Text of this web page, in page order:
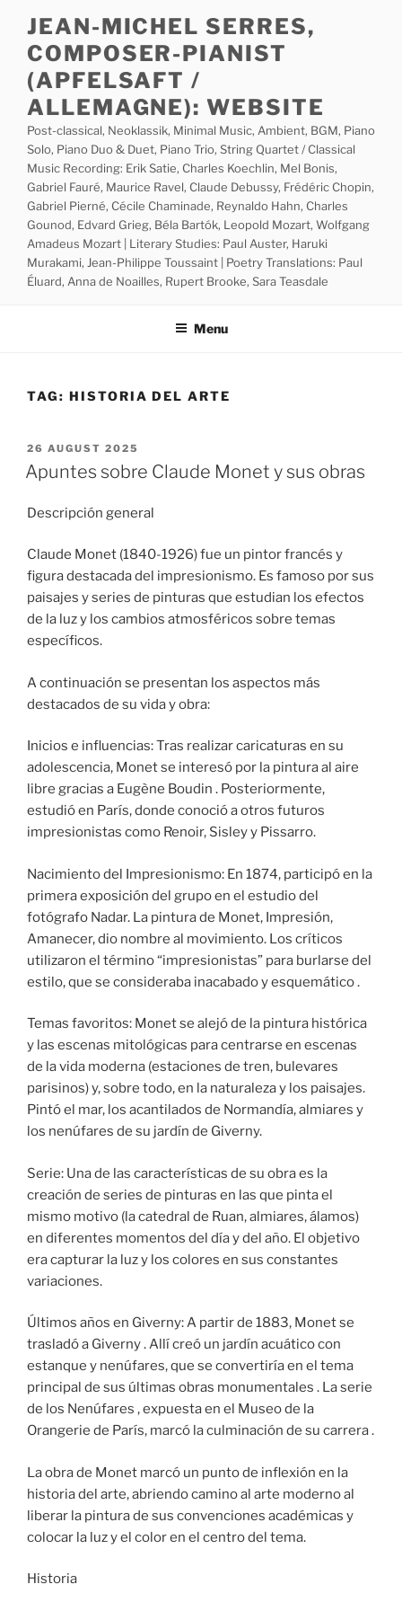
content
JEAN-MICHEL SERRES,
COMPOSER-PIANIST
(APFELSAFT /
ALLEMAGNE): WEBSITE
Post-classical, Neoklassik, Minimal Music, Ambient, BGM, Piano
Solo, Piano Duo & Duet, Piano Trio, String Quartet / Classical
Music Recording: Erik Satie, Charles Koechlin, Mel Bonis,
Gabriel Fauré, Maurice Ravel, Claude Debussy, Frédéric Chopin,
Gabriel Pierné, Cécile Chaminade, Reynaldo Hahn, Charles
Gounod, Edvard Grieg, Béla Bartók, Leopold Mozart, Wolfgang
Amadeus Mozart | Literary Studies: Paul Auster, Haruki
Murakami, Jean-Philippe Toussaint | Poetry Translations: Paul
Éluard, Anna de Noailles, Rupert Brooke, Sara Teasdale
Menu
TAG: HISTORIA DEL ARTE
POSTED
ON
26 AUGUST 2025
Apuntes sobre Claude Monet y sus obras
Descripción general
Claude Monet (1840-1926) fue un pintor francés y
figura destacada del impresionismo. Es famoso por sus
paisajes y series de pinturas que estudian los efectos
de la luz y los cambios atmosféricos sobre temas
específicos.
A continuación se presentan los aspectos más
destacados de su vida y obra:
Inicios e influencias: Tras realizar caricaturas en su
adolescencia, Monet se interesó por la pintura al aire
libre gracias a Eugène Boudin . Posteriormente,
estudió en París, donde conoció a otros futuros
impresionistas como Renoir, Sisley y Pissarro.
Nacimiento del Impresionismo: En 1874, participó en la
primera exposición del grupo en el estudio del
fotógrafo Nadar. La pintura de Monet, Impresión,
Amanecer, dio nombre al movimiento. Los críticos
utilizaron el término “impresionistas” para burlarse del
estilo, que se consideraba inacabado y esquemático .
Temas favoritos: Monet se alejó de la pintura histórica
y las escenas mitológicas para centrarse en escenas
de la vida moderna (estaciones de tren, bulevares
parisinos) y, sobre todo, en la naturaleza y los paisajes.
Pintó el mar, los acantilados de Normandía, almiares y
los nenúfares de su jardín de Giverny.
Serie: Una de las características de su obra es la
creación de series de pinturas en las que pinta el
mismo motivo (la catedral de Ruan, almiares, álamos)
en diferentes momentos del día y del año. El objetivo
era capturar la luz y los colores en sus constantes
variaciones.
Últimos años en Giverny: A partir de 1883, Monet se
trasladó a Giverny . Allí creó un jardín acuático con
estanque y nenúfares, que se convertiría en el tema
principal de sus últimas obras monumentales . La serie
de los Nenúfares , expuesta en el Museo de la
Orangerie de París, marcó la culminación de su carrera .
La obra de Monet marcó un punto de inflexión en la
historia del arte, abriendo camino al arte moderno al
liberar la pintura de sus convenciones académicas y
colocar la luz y el color en el centro del tema.
Historia